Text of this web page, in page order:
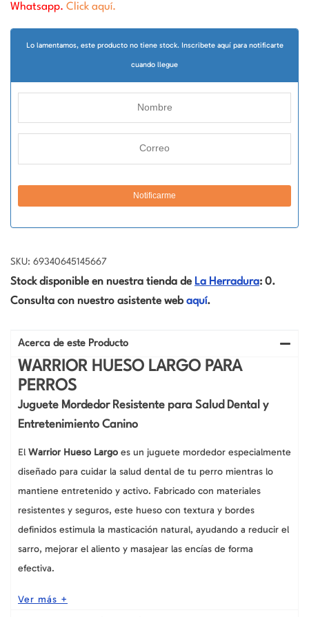
Whatsapp. Click aquí.
Lo lamentamos, este producto no tiene stock. Inscribete aquí para notificarte
cuando llegue
SKU: 69340645145667
Stock disponible en nuestra tienda de La Herradura: 0.
Consulta con nuestro asistente web aquí.
Acerca de este Producto
WARRIOR HUESO LARGO PARA
PERROS
Juguete Mordedor Resistente para Salud Dental y
Entretenimiento Canino
El Warrior Hueso Largo es un juguete mordedor especialmente
diseñado para cuidar la salud dental de tu perro mientras lo
mantiene entretenido y activo. Fabricado con materiales
resistentes y seguros, este hueso con textura y bordes
definidos estimula la masticación natural, ayudando a reducir el
sarro, mejorar el aliento y masajear las encías de forma
efectiva.
Ver más +